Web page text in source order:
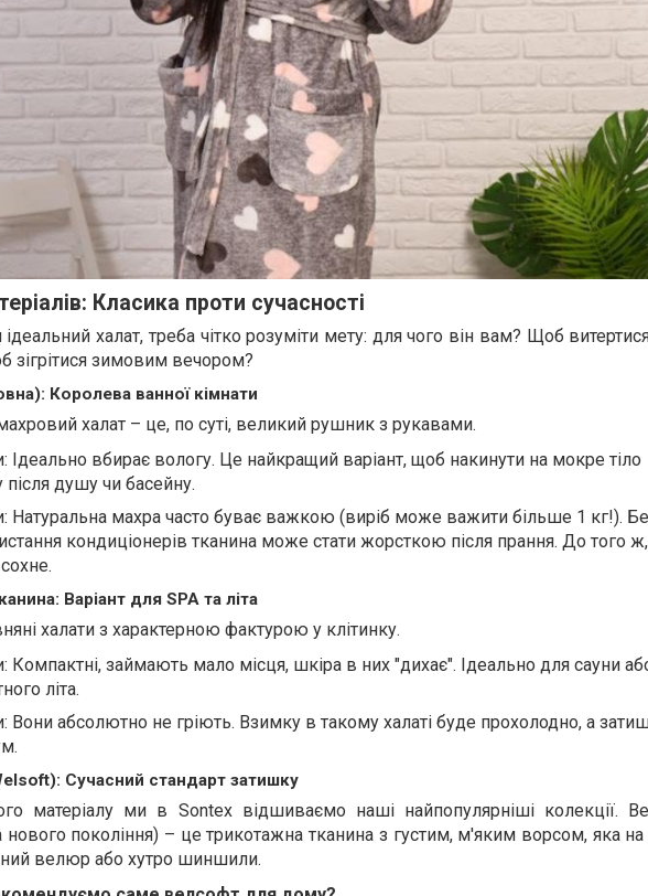
Класика проти сучасності
халат, треба чітко розуміти мету: для чого він вам? Щоб
зігрітися зимовим вечором?
Королева ванної кімнати
халат – це, по суті, великий рушник з рукавами.
Ідеально вбирає вологу. Це найкращий варіант, щоб накинути на мокре тіло
після душу чи басейну.
Натуральна махра часто буває важкою (виріб може важити більше 1 кг!).
кондиціонерів тканина може стати жорсткою після прання. До того
Варіант для SPA та літа
халати з характерною фактурою у клітинку.
Компактні, займають мало місця, шкіра в них "дихає". Ідеально для сауни
літа.
Вони абсолютно не гріють. Взимку в такому халаті буде прохолодно, а
Сучасний стандарт затишку
матеріалу ми в Sontex відшиваємо наші найпопулярніші колекції.
нового покоління) – це трикотажна тканина з густим, м'яким ворсом, яка
велюр або хутро шиншили.